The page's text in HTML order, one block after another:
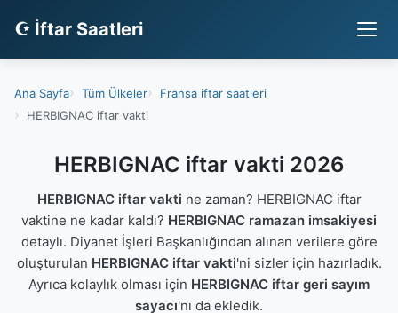
☪ İftar Saatleri
Ana Sayfa Tüm Ülkeler
Fransa iftar saatleri
HERBIGNAC iftar vakti
HERBIGNAC iftar vakti 2026
HERBIGNAC iftar vakti ne zaman? HERBIGNAC iftar
vaktine ne kadar kaldı? HERBIGNAC ramazan imsakiyesi
detaylı. Diyanet İşleri Başkanlığından alınan verilere göre
oluşturulan HERBIGNAC iftar vakti'ni sizler için hazırladık.
Ayrıca kolaylık olması için HERBIGNAC iftar geri sayım
sayacı'nı da ekledik.